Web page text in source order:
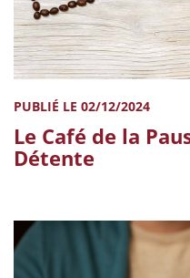
PUBLIÉ LE 02/12/2024
Le Café de la
Détente